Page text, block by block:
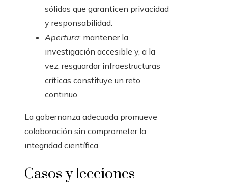
sólidos que garanticen privacidad
y responsabilidad.
Apertura: mantener la
investigación accesible y, a la
vez, resguardar infraestructuras
críticas constituye un reto
continuo.
La gobernanza adecuada promueve
colaboración sin comprometer la
integridad científica.
Casos y lecciones